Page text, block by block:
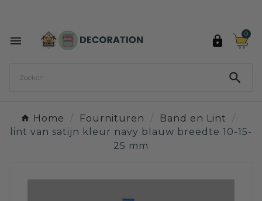
 
0

Home Fournituren
Band en Lint
lint van satijn kleur navy blauw breedte 10-15-
25 mm